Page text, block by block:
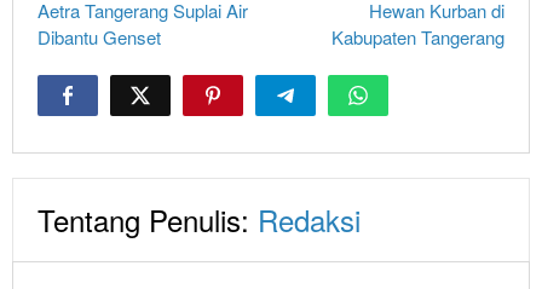
Aetra Tangerang Suplai Air
Dibantu Genset
Hewan Kurban di
Kabupaten Tangerang
Tentang Penulis: Redaksi